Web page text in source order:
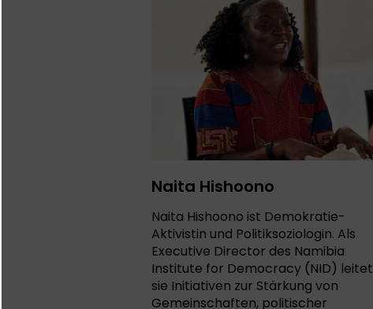
Naita Hishoono
Naita Hishoono ist Demokratie-
Aktivistin und Politiksoziologin. Als
Executive Director des Namibia
Institute for Democracy (NID) leitet
sie Initiativen zur Stärkung von
Gemeinschaften, politischer